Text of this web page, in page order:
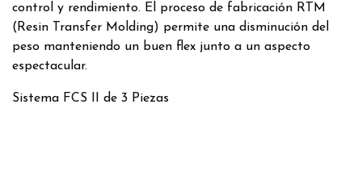
control y rendimiento. El proceso de fabricación RTM
(Resin Transfer Molding) permite una disminución del
peso manteniendo un buen flex junto a un aspecto
espectacular.
Sistema FCS II de 3 Piezas